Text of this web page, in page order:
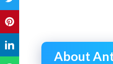
About